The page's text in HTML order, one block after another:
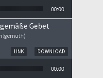
00:00
Gebet
DOWNLOAD
LINK
00:00